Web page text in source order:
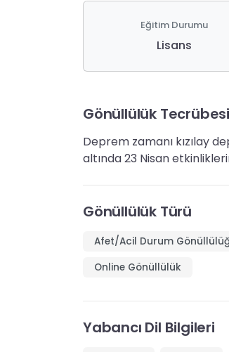
Eğitim Durumu
Lisans
Gönüllülük Tecrübesi
Deprem zamanı kızılay
altında 23 Nisan
Gönüllülük Türü
Afet/Acil Durum
Online Gönüllülük
Yabancı Dil Bilgileri